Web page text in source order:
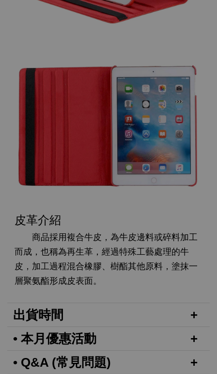
皮革介紹
商品採用複合牛皮，為牛皮邊料或碎料加工
而成，也稱為再生革，經過特殊工藝處理的牛
皮，加工過程混合橡膠、樹酯其他原料，塗抹一
層聚氨酯形成皮表面。
出貨時間
• 本月優惠活動
• Q&A (常見問題)